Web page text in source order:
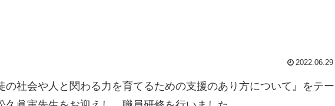
2022.06.29
の社会や人と関わる力を育てるための支援のあり方について』をテー